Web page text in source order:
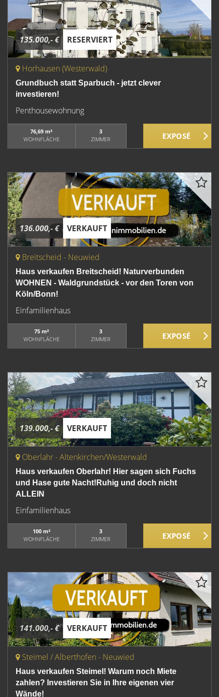
135.000,- € RESERVIERT
Horhausen (Westerwald)
Grundbuch statt Sparbuch - jetzt clever
investieren!
Penthousewohnung
76,69 m²
WOHNFLÄCHE
3
ZIMMER
136.000,- € VERKAUFT
Breitscheid - Neuwied
Haus verkaufen Breitscheid! Naturverbunden
WOHNEN - Waldgrundstück - vor den Toren von
Köln/Bonn!
Einfamilienhaus
75 m²
WOHNFLÄCHE
3
ZIMMER
139.000,- € VERKAUFT
Oberlahr - Altenkirchen/Westerwald
Haus verkaufen Oberlahr! Hier sagen sich Fuchs
und Hase gute Nacht!Ruhig und doch nicht
ALLEIN
Einfamilienhaus
100 m²
WOHNFLÄCHE
3
ZIMMER
141.000,- € VERKAUFT
Steimel / Alberthofen - Neuwied
Haus verkaufen Steimel! Warum noch Miete
zahlen? Investieren Sie in Ihre eigenen vier
Wände!